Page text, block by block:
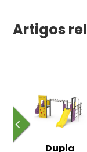
Artigos
Dupla